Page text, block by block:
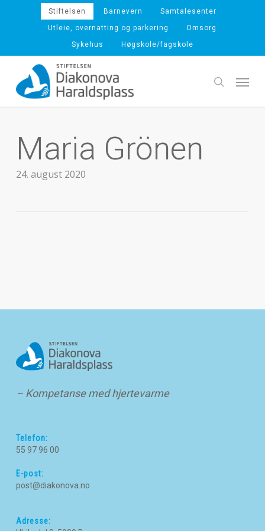
content
Stiftelsen Barnevern
Samtalesenter
Utleie, overnatting og parkering
Omsorg
Sykehus
Høgskole/fagskole
search
Menu
Maria Grönen
24. august 2020
– Kompetanse med hjertevarme
Telefon:
55 97 96 00
E-post:
post@diakonova.no
Adresse: